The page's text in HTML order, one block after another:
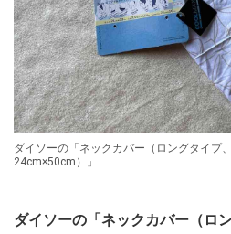
ダイソーの「ネックカバー（ロングタイプ
24cm×50cm）」
ダイソーの「ネックカバー（ロ